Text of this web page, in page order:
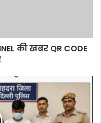
की खबर QR CODE